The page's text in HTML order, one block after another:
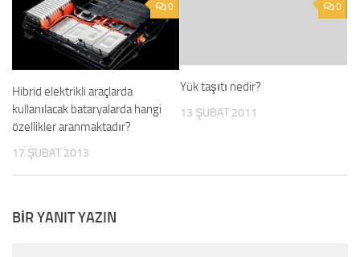
0
Hibrid elektrikli araçlarda
kullanılacak bataryalarda hangi
özellikler aranmaktadır?
17 ŞUBAT 2013
0
Yük taşıtı nedir?
13 ŞUBAT 2011
BIR YANIT YAZIN